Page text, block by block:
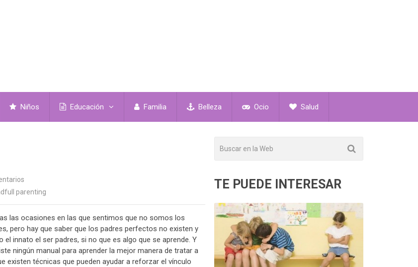
Niños Educación Familia Belleza Ocio Salud
parenting
las ocasiones en las que sentimos que no somos los
pero hay que saber que los padres perfectos no existen y
el innato el ser padres, si no que es algo que se aprende. Y
ningún manual para aprender la mejor manera de tratar a
existen técnicas que pueden ayudar a reforzar el vínculo
TE PUEDE INTERESAR